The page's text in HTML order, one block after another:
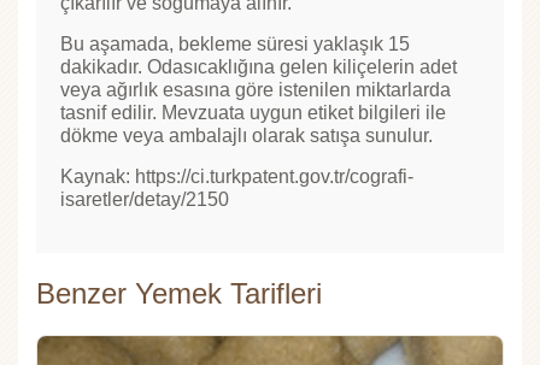
Bu aşamada, bekleme süresi yaklaşık 15
dakikadır. Odasıcaklığına gelen kiliçelerin adet
veya ağırlık esasına göre istenilen miktarlarda
tasnif edilir. Mevzuata uygun etiket bilgileri ile
dökme veya ambalajlı olarak satışa sunulur.
Kaynak: https://ci.turkpatent.gov.tr/cografi-
isaretler/detay/2150
Benzer Yemek Tarifleri